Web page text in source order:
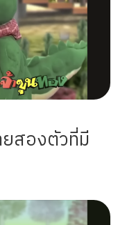
ยสองตัวที่มี